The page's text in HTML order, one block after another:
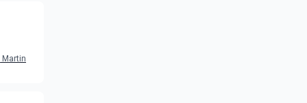
Martin